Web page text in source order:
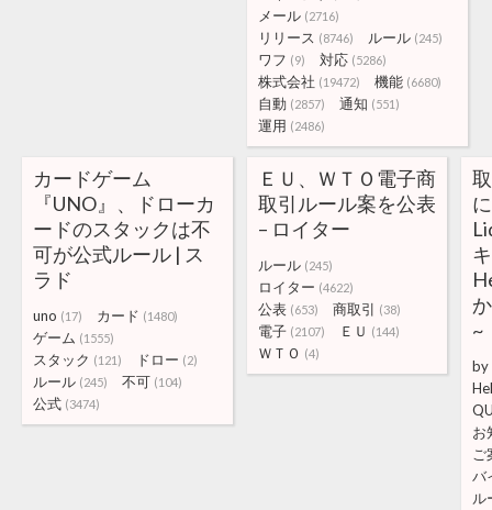
メール (2716)
リリース (8746) ルール (245)
ワフ (9) 対応 (5286)
株式会社 (19472) 機能 (6680)
自動 (2857) 通知 (551)
運用 (2486)
カードゲーム
『UNO』、ドローカ
ードのスタックは不
可が公式ルール | ス
ラド
uno (17) カード (1480)
ゲーム (1555)
スタック (121) ドロー (2)
ルール (245) 不可 (104)
公式 (3474)
ＥＵ、ＷＴＯ電子商
取引ルール案を公表
– ロイター
ルール (245)
ロイター (4622)
公表 (653) 商取引 (38)
電子 (2107) ＥＵ (144)
ＷＴＯ (4)
~
by
お
ご
バ
ル